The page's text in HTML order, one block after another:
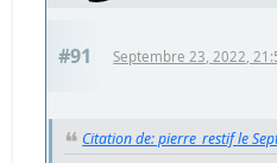
#91 Septembre 23, 2022,
Citation de: pierre_restif le